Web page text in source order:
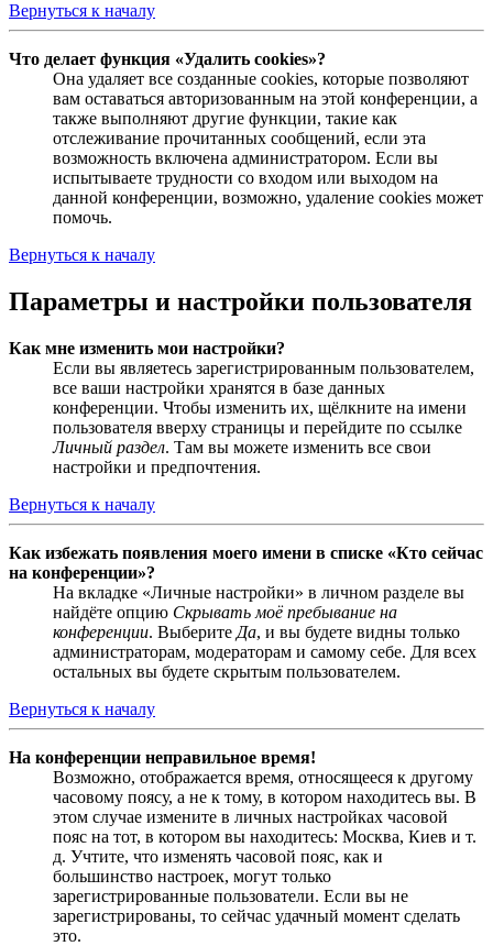
Вернуться к началу
Что делает функция «Удалить cookies»?
Она удаляет все созданные cookies, которые позволяют
вам оставаться авторизованным на этой конференции, а
также выполняют другие функции, такие как
отслеживание прочитанных сообщений, если эта
возможность включена администратором. Если вы
испытываете трудности со входом или выходом на
данной конференции, возможно, удаление cookies может
помочь.
Вернуться к началу
Параметры и настройки пользователя
Как мне изменить мои настройки?
Если вы являетесь зарегистрированным пользователем,
все ваши настройки хранятся в базе данных
конференции. Чтобы изменить их, щёлкните на имени
пользователя вверху страницы и перейдите по ссылке
Личный раздел. Там вы можете изменить все свои
настройки и предпочтения.
Вернуться к началу
Как избежать появления моего имени в списке «Кто сейчас
на конференции»?
На вкладке «Личные настройки» в личном разделе вы
найдёте опцию Скрывать моё пребывание на
конференции. Выберите Да, и вы будете видны только
администраторам, модераторам и самому себе. Для всех
остальных вы будете скрытым пользователем.
Вернуться к началу
На конференции неправильное время!
Возможно, отображается время, относящееся к другому
часовому поясу, а не к тому, в котором находитесь вы. В
этом случае измените в личных настройках часовой
пояс на тот, в котором вы находитесь: Москва, Киев и т.
д. Учтите, что изменять часовой пояс, как и
большинство настроек, могут только
зарегистрированные пользователи. Если вы не
зарегистрированы, то сейчас удачный момент сделать
это.